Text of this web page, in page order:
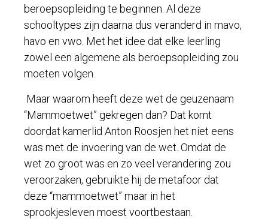
beroepsopleiding te beginnen. Al deze
schooltypes zijn daarna dus veranderd in mavo,
havo en vwo. Met het idee dat elke leerling
zowel een algemene als beroepsopleiding zou
moeten volgen.
Maar waarom heeft deze wet de geuzenaam
“Mammoetwet” gekregen dan? Dat komt
doordat kamerlid Anton Roosjen het niet eens
was met de invoering van de wet. Omdat de
wet zo groot was en zo veel verandering zou
veroorzaken, gebruikte hij de metafoor dat
deze “mammoetwet” maar in het
sprookjesleven moest voortbestaan.